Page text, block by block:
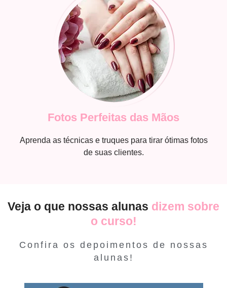
Fotos Perfeitas das Mãos
Aprenda as técnicas e truques para tirar ótimas fotos
de suas clientes.
Veja o que nossas alunas dizem sobre
o curso!
Confira os depoimentos de nossas
alunas!